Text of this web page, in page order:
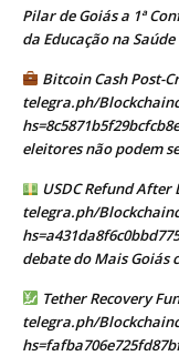
Pilar de Goiás a 1ª
da Educação na Saúde
Bitcoin Cash Post-
telegra.ph/
eleitores não podem
USDC Refund
telegra.ph/
debate do Mais Goiás
Tether Recovery
telegra.ph/